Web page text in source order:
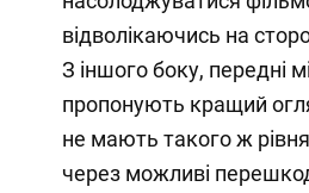
відволікаючись на
З іншого боку, передні
пропонують кращий
не мають такого ж
через можливі